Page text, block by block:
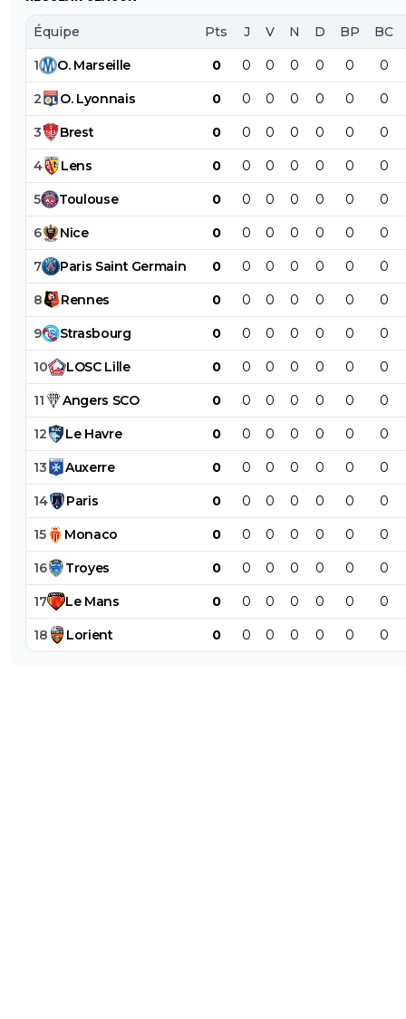
Équipe Pts J V N D BP BC
1 O. Marseille 0 0 0 0 0 0 0
2 O. Lyonnais 0 0 0 0 0 0 0
3 Brest 0 0 0 0 0 0 0
4 Lens 0 0 0 0 0 0 0
5 Toulouse 0 0 0 0 0 0 0
6 Nice 0 0 0 0 0 0 0
7 Paris Saint Germain 0 0 0 0 0 0 0
8 Rennes 0 0 0 0 0 0 0
9 Strasbourg 0 0 0 0 0 0 0
10 LOSC Lille 0 0 0 0 0 0 0
11 Angers SCO 0 0 0 0 0 0 0
12 Le Havre 0 0 0 0 0 0 0
13 Auxerre 0 0 0 0 0 0 0
14 Paris 0 0 0 0 0 0 0
15 Monaco 0 0 0 0 0 0 0
16 Troyes 0 0 0 0 0 0 0
17 Le Mans 0 0 0 0 0 0 0
18 Lorient 0 0 0 0 0 0 0